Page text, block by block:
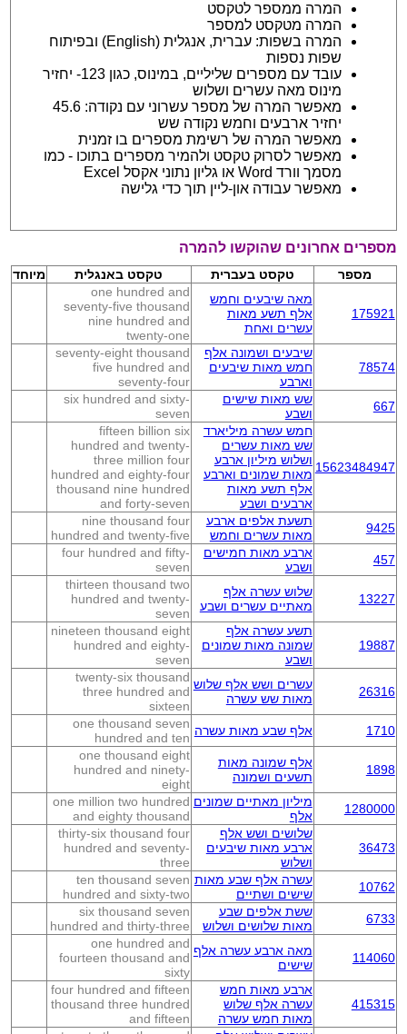
המרה ממספר לטקסט
המרה מטקסט למספר
המרה בשפות: עברית, אנגלית (English) ובפיתוח
שפות נספות
עובד עם מספרים שליליים, במינוס, כגון 123- יחזיר
מינוס מאה עשרים ושלוש
מאפשר המרה של מספר עשרוני עם נקודה: 45.6
יחזיר ארבעים וחמש נקודה שש
מאפשר המרה של רשימת מספרים בו זמנית
מאפשר לסרוק טקסט ולהמיר מספרים בתוכו - כמו
מסמך וורד Word או גליון נתוני אקסל Excel
מאפשר עבודה און-ליין תוך כדי גלישה
מספרים אחרונים שהוקשו להמרה
מספר טקסט בעברית טקסט באנגלית מיוחד
175921
מאה שיבעים וחמש
אלף תשע מאות
עשרים ואחת
one hundred and
seventy-five thousand
nine hundred and
twenty-one
78574
שיבעים ושמונה אלף
חמש מאות שיבעים
וארבע
seventy-eight thousand
five hundred and
seventy-four
667
שש מאות שישים
ושבע
six hundred and sixty-
seven
15623484947
חמש עשרה מיליארד
שש מאות עשרים
ושלוש מיליון ארבע
מאות שמונים וארבע
אלף תשע מאות
ארבעים ושבע
fifteen billion six
hundred and twenty-
three million four
hundred and eighty-four
thousand nine hundred
and forty-seven
9425
תשעת אלפים ארבע
מאות עשרים וחמש
nine thousand four
hundred and twenty-five
457
ארבע מאות חמישים
ושבע
four hundred and fifty-
seven
13227
שלוש עשרה אלף
מאתיים עשרים ושבע
thirteen thousand two
hundred and twenty-
seven
19887
תשע עשרה אלף
שמונה מאות שמונים
ושבע
nineteen thousand eight
hundred and eighty-
seven
26316
עשרים ושש אלף שלוש
מאות שש עשרה
twenty-six thousand
three hundred and
sixteen
1710
אלף שבע מאות עשרה one thousand seven
hundred and ten
1898
אלף שמונה מאות
תשעים ושמונה
one thousand eight
hundred and ninety-
eight
1280000
מיליון מאתיים שמונים
אלף
one million two hundred
and eighty thousand
36473
שלושים ושש אלף
ארבע מאות שיבעים
ושלוש
thirty-six thousand four
hundred and seventy-
three
10762
עשרה אלף שבע מאות
שישים ושתיים
ten thousand seven
hundred and sixty-two
6733
ששת אלפים שבע
מאות שלושים ושלוש
six thousand seven
hundred and thirty-three
114060
מאה ארבע עשרה אלף
שישים
one hundred and
fourteen thousand and
sixty
415315
ארבע מאות חמש
עשרה אלף שלוש
מאות חמש עשרה
four hundred and fifteen
thousand three hundred
and fifteen